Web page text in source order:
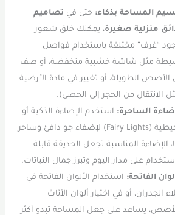
بذكاء:حتى فيتصاميم
صغيرة، يمكنك خلق شعور
مختلفة باستخدام فواصل
مثل شاشة خشبية منخفضة، أو صف
الطويلة، أو تغيير في مادة الأرضية
من الحجر إلى الحصى).
الساحرة:استخدم الإضاءة الذكية أو
الخيطية (Fairy Lights) لإضفاء جو دافئ وساحر
المناسبة تجعل الحديقة قابلة
على مدار اليوم وتبرز جمال النباتات.
الفاتحة:استخدام الألوان الفاتحة في
أو في اختيار ألوان الأثاث
يساعد على جعل المساحة تبدو أكثر